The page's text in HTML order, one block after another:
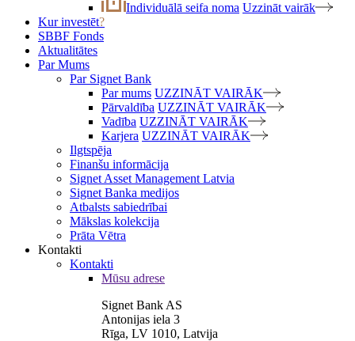
Individuālā seifa noma Uzzināt vairāk
Kur investēt?
SBBF Fonds
Aktualitātes
Par Mums
Par Signet Bank
Par mums UZZINĀT VAIRĀK
Pārvaldība UZZINĀT VAIRĀK
Vadība UZZINĀT VAIRĀK
Karjera UZZINĀT VAIRĀK
Ilgtspēja
Finanšu informācija
Signet Asset Management Latvia
Signet Banka medijos
Atbalsts sabiedrībai
Mākslas kolekcija
Prāta Vētra
Kontakti
Kontakti
Mūsu adrese
Signet Bank AS
Antonijas iela 3
Rīga, LV 1010, Latvija